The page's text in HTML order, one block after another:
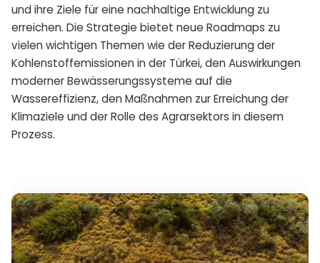
und ihre Ziele für eine nachhaltige Entwicklung zu
erreichen. Die Strategie bietet neue Roadmaps zu
vielen wichtigen Themen wie der Reduzierung der
Kohlenstoffemissionen in der Türkei, den Auswirkungen
moderner Bewässerungssysteme auf die
Wassereffizienz, den Maßnahmen zur Erreichung der
Klimaziele und der Rolle des Agrarsektors in diesem
Prozess.